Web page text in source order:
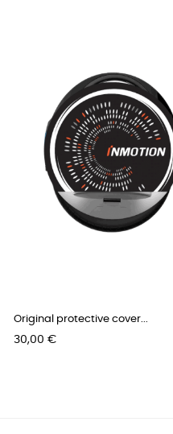
Original protective cover...
Pris
30,00 €